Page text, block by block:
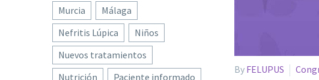
By FELUPUS
Murcia
Málaga
Nefritis Lúpica
Niños
Nuevos tratamientos
Nutrición
Paciente informado